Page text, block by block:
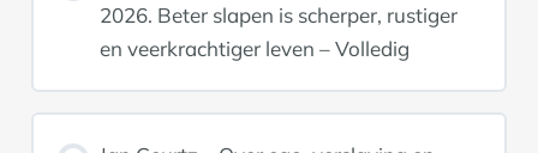
2026. Beter slapen is scherper, rustiger
en veerkrachtiger leven – Volledig